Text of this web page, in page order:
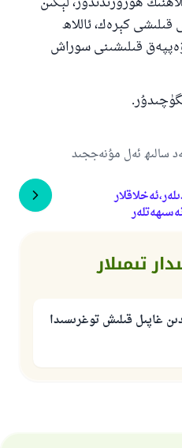
كېرەك، ئاللاھ
قىلىشىنى سوراش
سالىھ ئەل مۇنەججىد
تىمىلار
غاپىل قىلىش توغرىسىدا